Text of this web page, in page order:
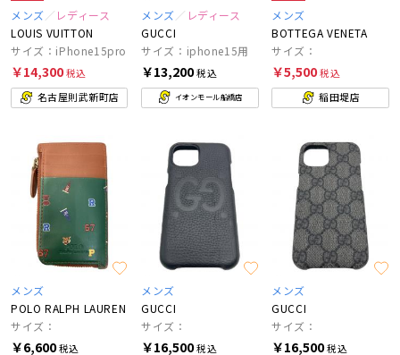
メンズ
レディース
LOUIS VUITTON
サイズ：iPhone15pro
￥14,300税込
名古屋則武新町店
メンズ
レディース
GUCCI
サイズ：iphone15用
￥13,200税込
イオンモール船橋店
メンズ
BOTTEGA VENETA
サイズ：
￥5,500税込
稲田堤店
メンズ
POLO RALPH LAUREN
サイズ：
￥6,600税込
メンズ
GUCCI
サイズ：
￥16,500税込
メンズ
GUCCI
サイズ：
￥16,500税込